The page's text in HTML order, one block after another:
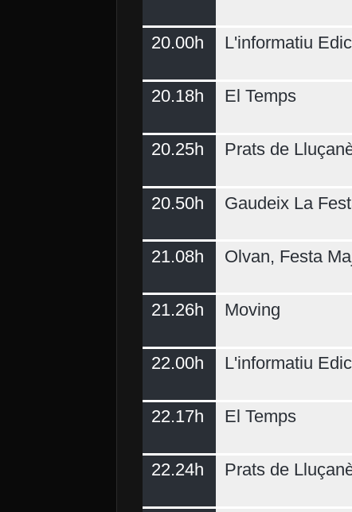
20.00h L'informatiu
20.18h El Temps
20.25h Prats de
20.50h Gaudeix La
21.08h Olvan, Festa
21.26h Moving
22.00h L'informatiu
22.17h El Temps
22.24h Prats de